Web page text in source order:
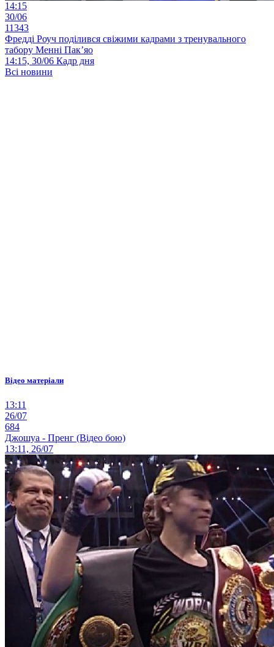
14:15
30/06
11343
Фредді Роуч поділився свіжими кадрами з тренувального
табору Менні Пак’яо
14:15, 30/06 Кадр дня
Всі новини
Відео матеріали
13:11
26/07
684
Джошуа - Пренг (Відео бою)
13:11, 26/07